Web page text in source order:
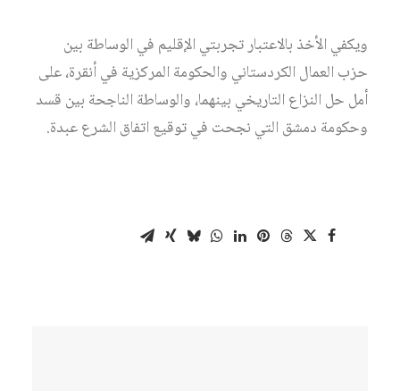
ويكفي الأخذ بالاعتبار تجربتي الإقليم في الوساطة بين
حزب العمال الكردستاني والحكومة المركزية في أنقرة، على
أمل حل النزاع التاريخي بينهما، والوساطة الناجحة بين قسد
وحكومة دمشق التي نجحت في توقيع اتفاق الشرع عبدة.